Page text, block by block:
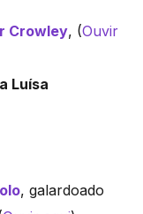
Crowley, (Ouvir
Luísa
, galardoado